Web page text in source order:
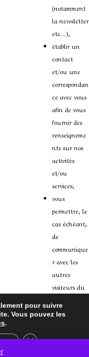
(notamment
la newsletter
etc…),
établir un
contact
et/ou une
correspondan
ce avec vous
afin de vous
fournir des
renseigneme
nts sur nos
activités
et/ou
services,
vous
permettre, le
cas échéant,
de
communique
r avec les
autres
visiteurs du
notamment à
commentaire
pour suivre
Vous pouvez les
.
Fermer la